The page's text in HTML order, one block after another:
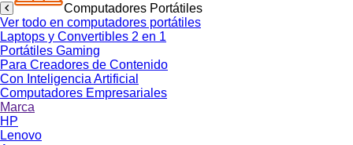
Computadores Portátiles
Ver todo en computadores portátiles
Laptops y Convertibles 2 en 1
Portátiles Gaming
Para Creadores de Contenido
Con Inteligencia Artificial
Computadores Empresariales
Marca
HP
Lenovo